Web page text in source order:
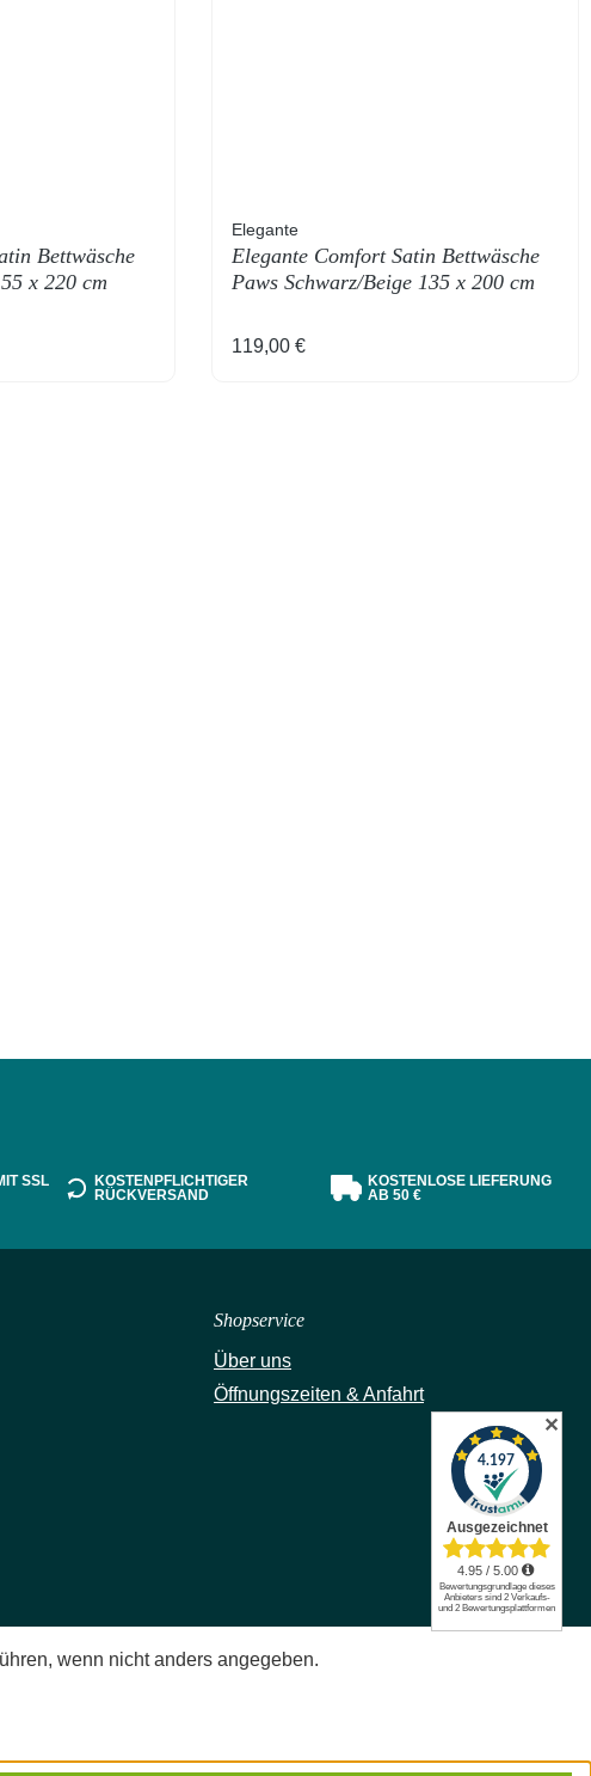
Bettwäsche
x 220 cm
Elegante
Elegante Comfort Satin Bettwäsche
Paws Schwarz/Beige 135 x 200 cm
Regulärer Preis:
119,00 €
SSL
KOSTENPFLICHTIGER
RÜCKVERSAND
KOSTENLOSE LIEFERUNG
AB 50 €
Shopservice
Über uns
Öffnungszeiten & Anfahrt
wenn nicht anders angegeben.
✕